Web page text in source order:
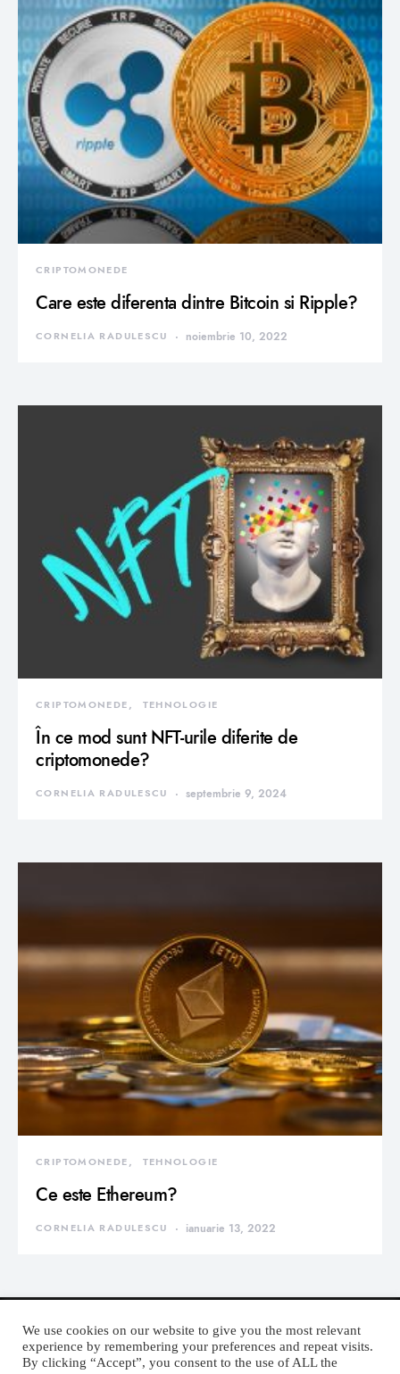
CRIPTOMONEDE
Care este diferenta dintre Bitcoin si Ripple?
CORNELIA RADULESCU noiembrie 10, 2022
CRIPTOMONEDE TEHNOLOGIE
În ce mod sunt NFT-urile diferite de
criptomonede?
CORNELIA RADULESCU septembrie 9, 2024
CRIPTOMONEDE TEHNOLOGIE
Ce este Ethereum?
CORNELIA RADULESCU ianuarie 13, 2022
We use cookies on our website to give you the most relevant
experience by remembering your preferences and repeat visits.
By clicking “Accept”, you consent to the use of ALL the